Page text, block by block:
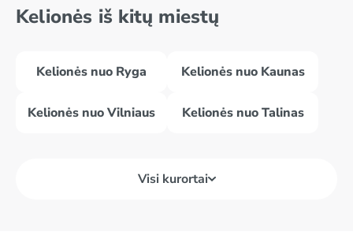
Kelionės iš kitų miestų
Kelionės nuo Ryga Kelionės nuo Kaunas
Kelionės nuo Vilniaus Kelionės nuo Talinas
Visi kurortai